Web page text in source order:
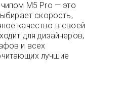
M5 Pro — это
скорость,
качество в своей
для дизайнеров,
и всех
лучшие